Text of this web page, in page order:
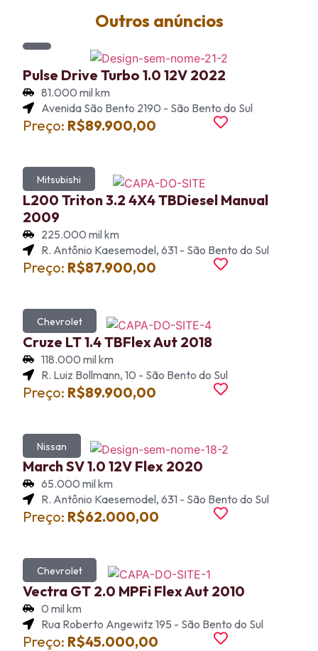
Outros anúncios
Pulse Drive Turbo 1.0 12V 2022
81.000 mil km
Avenida São Bento 2190 - São Bento do Sul
Preço: R$89.900,00
Mitsubishi
L200 Triton 3.2 4X4 TBDiesel Manual
2009
225.000 mil km
R. Antônio Kaesemodel, 631 - São Bento do Sul
Preço: R$87.900,00
Chevrolet
Cruze LT 1.4 TBFlex Aut 2018
118.000 mil km
R. Luiz Bollmann, 10 - São Bento do Sul
Preço: R$89.900,00
Nissan
March SV 1.0 12V Flex 2020
65.000 mil km
R. Antônio Kaesemodel, 631 - São Bento do Sul
Preço: R$62.000,00
Chevrolet
Vectra GT 2.0 MPFi Flex Aut 2010
0 mil km
Rua Roberto Angewitz 195 - São Bento do Sul
Preço: R$45.000,00